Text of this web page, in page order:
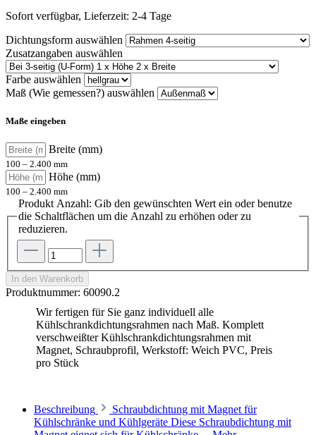
Sofort verfügbar, Lieferzeit: 2-4 Tage
Dichtungsform auswählen
Zusatzangaben auswählen
Farbe auswählen
Maß (Wie gemessen?) auswählen
Maße eingeben
Breite (mm)
100 – 2.400 mm
Höhe (mm)
100 – 2.400 mm
Produkt Anzahl: Gib den gewünschten Wert ein oder benutze
die Schaltflächen um die Anzahl zu erhöhen oder zu
reduzieren.
In den Warenkorb
Produktnummer: 60090.2
Wir fertigen für Sie ganz individuell alle
Kühlschrankdichtungsrahmen nach Maß. Komplett
verschweißter Kühlschrankdichtungsrahmen mit
Magnet, Schraubprofil, Werkstoff: Weich PVC, Preis
pro Stück
Beschreibung
Schraubdichtung mit Magnet für
Kühlschränke und Kühlgeräte Diese Schraubdichtung mit